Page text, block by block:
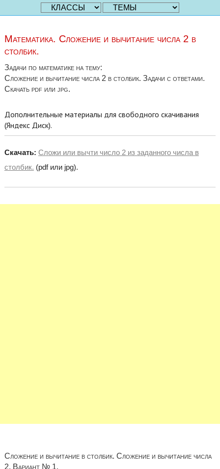
Математика. Сложение и вычитание числа 2 в
столбик.
Задачи по математике на тему:
Сложение и вычитание числа 2 в столбик. Задачи с ответами.
Скачать pdf или jpg.
Дополнительные материалы для свободного скачивания
(Яндекс Диск).
Скачать: Сложи или вычти число 2 из заданного числа в
столбик. (pdf или jpg).
Сложение и вычитание в столбик. Сложение и вычитание числа
2. Вариант № 1.